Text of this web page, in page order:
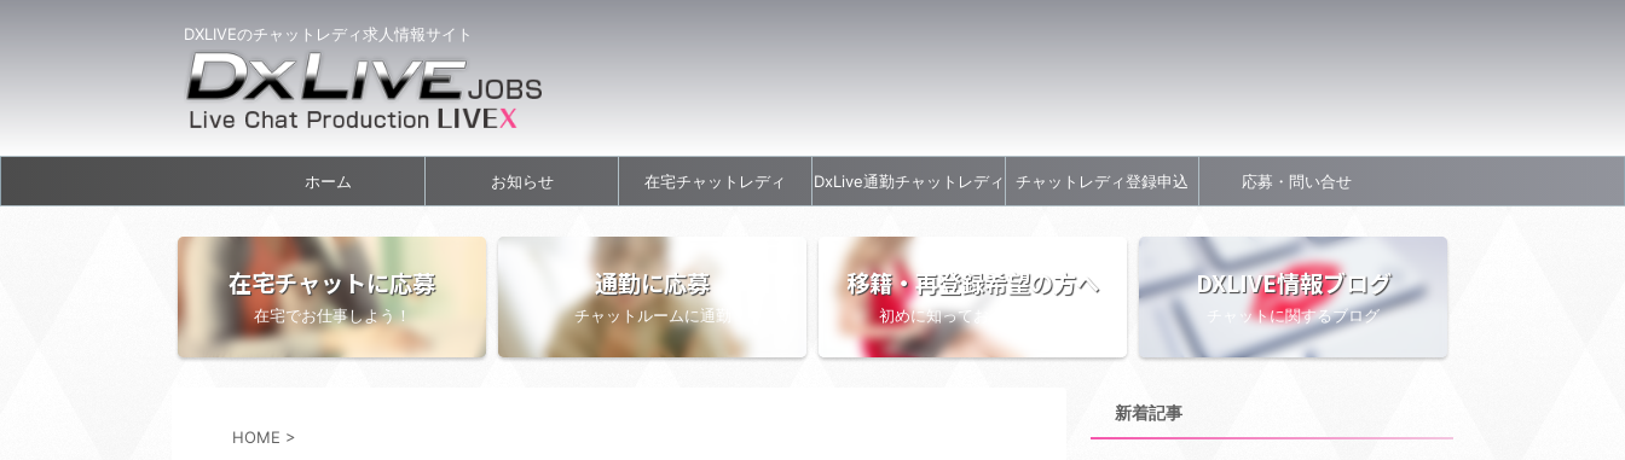
DXLIVEのチャットレディ求人情報サイト
ホーム お知らせ 在宅チャットレディ DxLive通勤チャットレディ チャットレディ登録申込 応募・問い合せ
在宅チャットに応募
在宅でお仕事しよう！
通勤に応募
チャットルームに通勤
移籍・再登録希望の方へ
初めに知っておきたい情報
DXLIVE情報ブログ
チャットに関するブログ
HOME >
新着記事